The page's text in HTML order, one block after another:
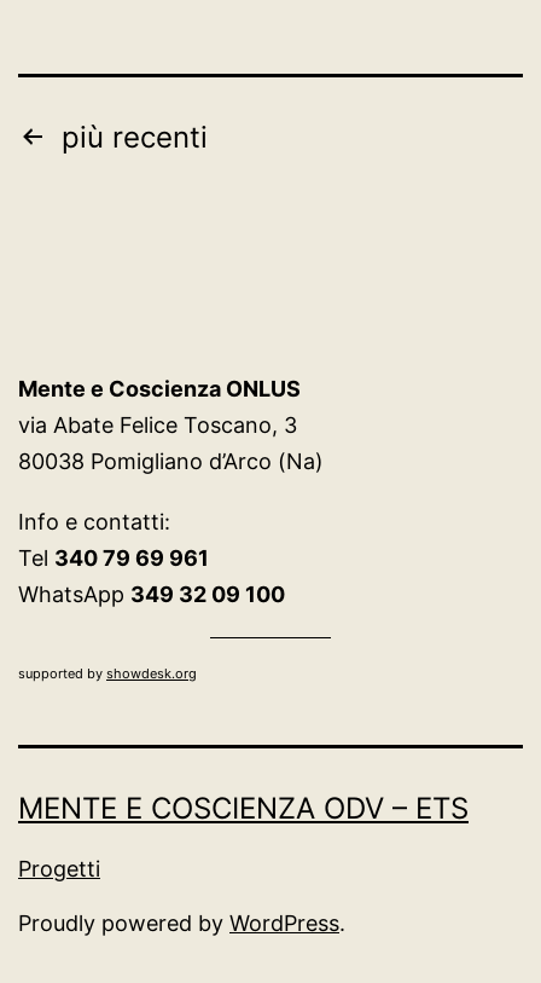
Paginazione
più recenti
Mente e Coscienza ONLUS
via Abate Felice Toscano, 3
80038 Pomigliano d’Arco (Na)
Info e contatti:
Tel 340 79 69 961
WhatsApp 349 32 09 100
supported by showdesk.org
MENTE E COSCIENZA ODV – ETS
Progetti
Proudly powered by WordPress.